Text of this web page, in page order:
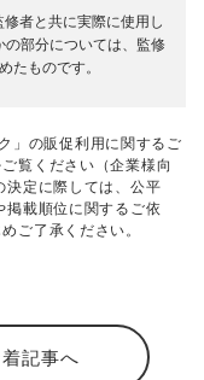
者と共に実際に使用し
部分については、監修
たものです。
」の販促利用に関するご
ご覧ください（企業様向
決定に際しては、公平
載順位に関するご依
ご了承ください。
記事へ